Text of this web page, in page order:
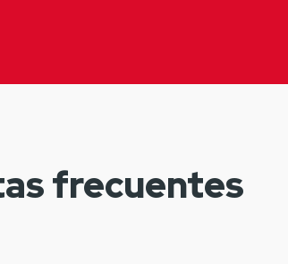
frecuentes